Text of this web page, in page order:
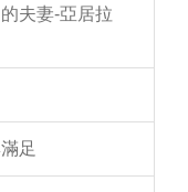
夫妻-亞居拉
足